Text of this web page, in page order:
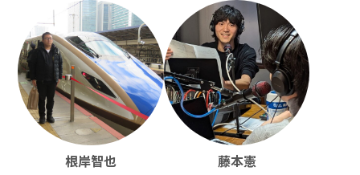
根岸智也 藤本憲